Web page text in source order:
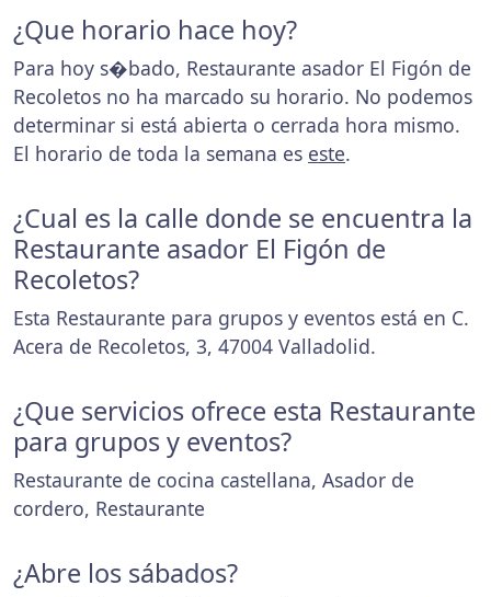
¿Que horario hace hoy?
Para hoy s�bado, Restaurante asador El Figón de
Recoletos no ha marcado su horario. No podemos
determinar si está abierta o cerrada hora mismo.
El horario de toda la semana es este.
¿Cual es la calle donde se encuentra la
Restaurante asador El Figón de
Recoletos?
Esta Restaurante para grupos y eventos está en C.
Acera de Recoletos, 3, 47004 Valladolid.
¿Que servicios ofrece esta Restaurante
para grupos y eventos?
Restaurante de cocina castellana, Asador de
cordero, Restaurante
¿Abre los sábados?